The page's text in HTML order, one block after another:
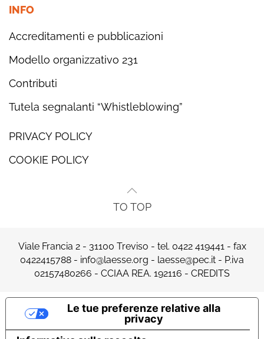
INFO
Accreditamenti e pubblicazioni
Modello organizzativo 231
Contributi
Tutela segnalanti “Whistleblowing”
PRIVACY POLICY
COOKIE POLICY
TO TOP
Viale Francia 2 - 31100 Treviso - tel. 0422 419441- fax
0422415788 - info@laesse.org - laesse@pec.it - P.iva
02157480266 - CCIAA REA. 192116 - CREDITS
Le tue preferenze relative alla
privacy